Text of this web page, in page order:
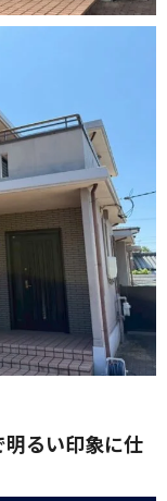
るい印象に仕